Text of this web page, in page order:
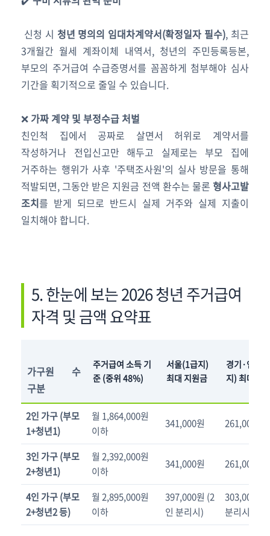
신청 시 청년 명의의 임대차계약서(확정일자 필수), 최근
3개월간 월세 계좌이체 내역서, 청년의 주민등록등본,
부모의 주거급여 수급증명서를 꼼꼼하게 첨부해야 심사
기간을 획기적으로 줄일 수 있습니다.
❌ 가짜 계약 및 부정수급 처벌
친인척 집에서 공짜로 살면서 허위로 계약서를
작성하거나 전입신고만 해두고 실제로는 부모 집에
거주하는 행위가 사후 '주택조사원'의 실사 방문을 통해
적발되면, 그동안 받은 지원금 전액 환수는 물론 형사고발
조치를 받게 되므로 반드시 실제 거주와 실제 지출이
일치해야 합니다.
5. 한눈에 보는 2026 청년 주거급여
자격 및 금액 요약표
가구원 수
구분
주거급여 소득 기
준 (중위 48%)
서울(1급지)
최대 지원금
경기·인천
지) 최대 지
2인 가구 (부모
1+청년1)
월 1,864,000원
이하
341,000원 261,000원
3인 가구 (부모
2+청년1)
월 2,392,000원
이하
341,000원 261,000원
4인 가구 (부모
2+청년2 등)
월 2,895,000원
이하
397,000원 (2
인 분리시)
303,000원
분리시)